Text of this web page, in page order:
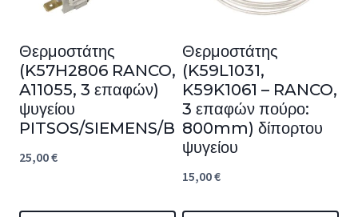
Θερμοστάτης
(K57H2806 RANCO,
A11055, 3 επαφών)
ψυγείου
PITSOS/SIEMENS/BOSCH
25,00€
Θερμοστάτης
(K59L1031,
K59K1061 – RANCO,
3 επαφών πούρο:
800mm) δίπορτου
ψυγείου
15,00€